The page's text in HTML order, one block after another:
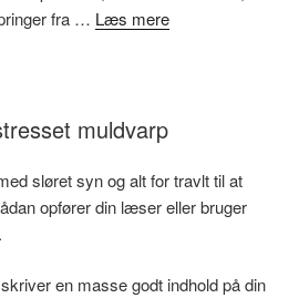
fra … Læs mere
muldvarp
sløret syn og alt for travlt til at
opfører din læser eller bruger
en masse godt indhold på din